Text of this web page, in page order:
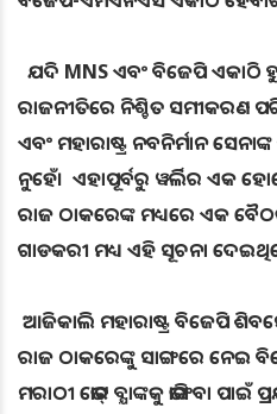
ଯଦି MNS ଏବଂ ବିଜେପି ଏକାଠି
ରାଜନୀତିରେ ନିଶ୍ଚିତ ସମୀକରଣ
ଏବଂ ମହାରାଷ୍ଟ୍ର ନବନିର୍ମାନ
ନୁହେଁ। ଏହାପୂର୍ବରୁ ୱର୍ଲିର ଏକ
ରାଜ ଠାକରେଙ୍କ ମଧ୍ୟରେ ଏକ
ଗାଡକରୀ ମଧ୍ୟ ଏହି ସୂଚନା
ଆଜିକାଲି ମହାରାଷ୍ଟ୍ର ବିଜେପି
ରାଜ ଠାକରେଙ୍କୁ ସାଙ୍ଗରେ ନେଇ
ମରାଠୀ ଭୋଟ୍ ବ୍ଯାଙ୍କକୁ ଭାଙ୍ଗିବା